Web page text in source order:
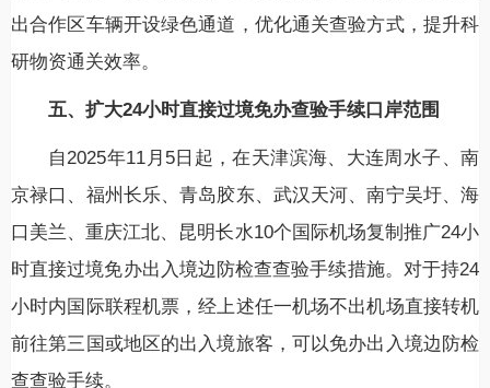
出合作区车辆开设绿色通道，优化通关查验方式，提升科
研物资通关效率。
五、扩大24小时直接过境免办查验手续口岸范围
自2025年11月5日起，在天津滨海、大连周水子、南
京禄口、福州长乐、青岛胶东、武汉天河、南宁吴圩、海
口美兰、重庆江北、昆明长水10个国际机场复制推广24小
时直接过境免办出入境边防检查查验手续措施。对于持24
小时内国际联程机票，经上述任一机场不出机场直接转机
前往第三国或地区的出入境旅客，可以免办出入境边防检
查查验手续。